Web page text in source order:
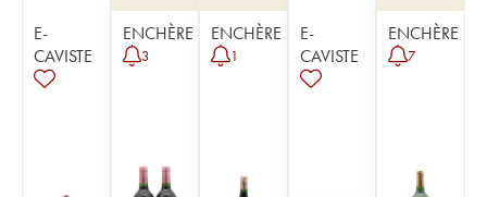
E-
CAVISTE
ENCHÈRE
3
ENCHÈRE
1
E-
CAVISTE
ENCHÈRE
7